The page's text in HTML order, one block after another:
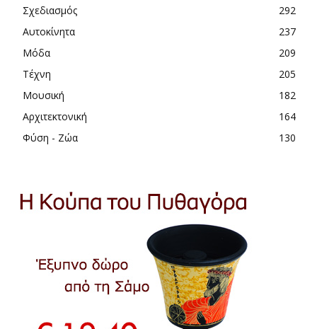
Σχεδιασμός
292
Αυτοκίνητα
237
Μόδα
209
Τέχνη
205
Μουσική
182
Αρχιτεκτονική
164
Φύση - Ζώα
130